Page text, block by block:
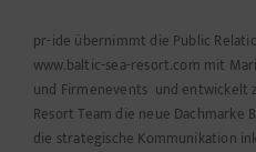
pr-ide übernimmt die Public
www.baltic-sea-resort.com mit
und Firmenevents und entwickelt
Resort Team die neue Dachmarke
die strategische Kommunikation